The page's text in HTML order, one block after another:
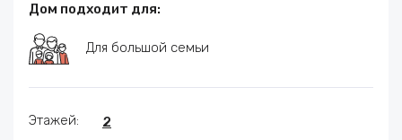
Дом подходит для:
Для большой семьи
Этажей: 2